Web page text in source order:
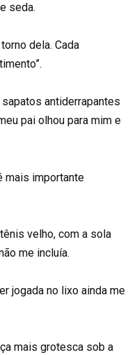
seda.
dela. Cada
antiderrapantes
pai olhou para mim e
mais importante
velho, com a sola
me incluía.
jogada no lixo ainda me
mais grotesca sob a